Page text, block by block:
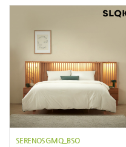
SERENOSGMQ_BSO